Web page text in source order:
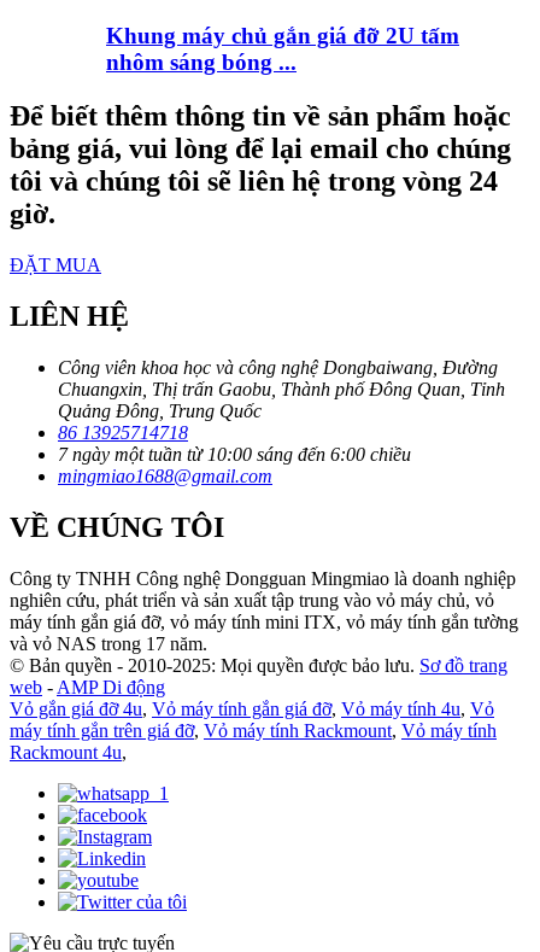
Khung máy chủ gắn giá đỡ 2U tấm
nhôm sáng bóng ...
Để biết thêm thông tin về sản phẩm hoặc
bảng giá, vui lòng để lại email cho chúng
tôi và chúng tôi sẽ liên hệ trong vòng 24
giờ.
ĐẶT MUA
LIÊN HỆ
Công viên khoa học và công nghệ Dongbaiwang, Đường
Chuangxin, Thị trấn Gaobu, Thành phố Đông Quan, Tỉnh
Quảng Đông, Trung Quốc
86 13925714718
7 ngày một tuần từ 10:00 sáng đến 6:00 chiều
mingmiao1688@gmail.com
VỀ CHÚNG TÔI
Công ty TNHH Công nghệ Dongguan Mingmiao là doanh nghiệp
nghiên cứu, phát triển và sản xuất tập trung vào vỏ máy chủ, vỏ
máy tính gắn giá đỡ, vỏ máy tính mini ITX, vỏ máy tính gắn tường
và vỏ NAS trong 17 năm.
© Bản quyền - 2010-2025: Mọi quyền được bảo lưu. Sơ đồ trang
web - AMP Di động
Vỏ gắn giá đỡ 4u, Vỏ máy tính gắn giá đỡ, Vỏ máy tính 4u, Vỏ
máy tính gắn trên giá đỡ, Vỏ máy tính Rackmount, Vỏ máy tính
Rackmount 4u,